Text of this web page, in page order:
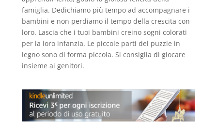
famiglia. Dedichiamo più tempo ad accompagnare i
bambini e non perdiamo il tempo della crescita con
loro. Lascia che i tuoi bambini creino sogni colorati
per la loro infanzia. Le piccole parti del puzzle in
legno sono di forma piccola. Si consiglia di giocare
insieme ai genitori.